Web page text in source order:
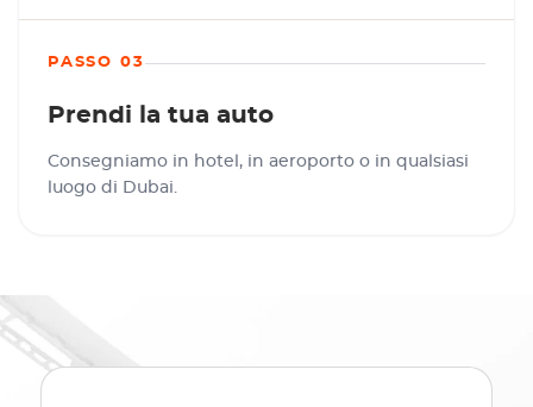
PASSO 03
Prendi la tua auto
Consegniamo in hotel, in aeroporto o in qualsiasi
luogo di Dubai.